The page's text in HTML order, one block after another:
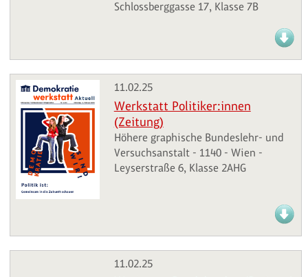
Schlossberggasse 17, Klasse 7B
11.02.25
Werkstatt Politiker:innen
(Zeitung)
Höhere graphische Bundeslehr- und
Versuchsanstalt - 1140 - Wien -
Leyserstraße 6, Klasse 2AHG
11.02.25